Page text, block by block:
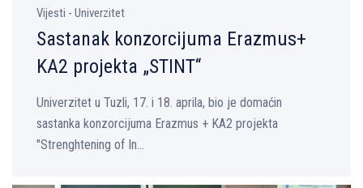
Vijesti - Univerzitet
Sastanаk konzorcijuma Erazmus+
KA2 projekta „STINT“
Univerzitet u Tuzli, 17. i 18. aprila, bio je domaćin
sastanka konzorcijuma Erazmus + KA2 projekta
"Strenghtening of In...